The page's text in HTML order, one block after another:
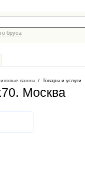
бруса
ванны / Товары и услуги
. Москва